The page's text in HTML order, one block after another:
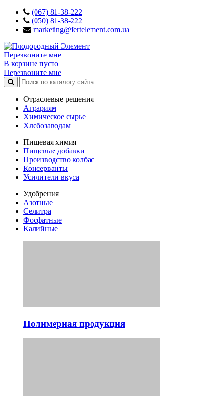
(067) 81-38-222
(050) 81-38-222
marketing@fertelement.com.ua
Перезвоните мне
В корзине пусто
Перезвоните мне
Отраслевые решения
Аграриям
Химическое сырье
Хлебозаводам
Пищевая химия
Пищевые добавки
Производство колбас
Консерванты
Усилители вкуса
Удобрения
Азотные
Селитра
Фосфатные
Калийные
Полимерная продукция